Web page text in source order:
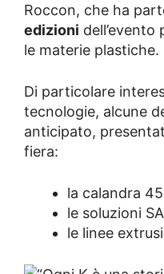
Roccon, che ha
edizioni
le materie plastiche.
Di particolare
tecnologie, alcune
anticipato,
fiera:
la calandra
le soluzioni
le linee